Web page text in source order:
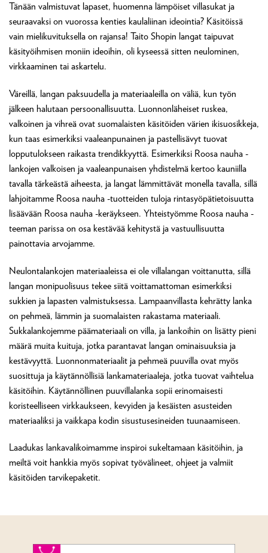
Tänään valmistuvat lapaset, huomenna lämpöiset villasukat ja
seuraavaksi on vuorossa kenties kaulaliinan ideointia? Käsitöissä
vain mielikuvituksella on rajansa! Taito Shopin langat taipuvat
käsityöihmisen moniin ideoihin, oli kyseessä sitten neulominen,
virkkaaminen tai askartelu.
Väreillä, langan paksuudella ja materiaaleilla on väliä, kun työn
jälkeen halutaan persoonallisuutta. Luonnonläheiset ruskea,
valkoinen ja vihreä ovat suomalaisten käsitöiden värien ikisuosikkeja,
kun taas esimerkiksi vaaleanpunainen ja pastellisävyt tuovat
lopputulokseen raikasta trendikkyyttä. Esimerkiksi Roosa nauha -
lankojen valkoisen ja vaaleanpunaisen yhdistelmä kertoo kauniilla
tavalla tärkeästä aiheesta, ja langat lämmittävät monella tavalla, sillä
lahjoitamme Roosa nauha -tuotteiden tuloja rintasyöpätietoisuutta
lisäävään Roosa nauha -keräykseen. Yhteistyömme Roosa nauha -
teeman parissa on osa kestävää kehitystä ja vastuullisuutta
painottavia arvojamme.
Neulontalankojen materiaaleissa ei ole villalangan voittanutta, sillä
langan monipuolisuus tekee siitä voittamattoman esimerkiksi
sukkien ja lapasten valmistuksessa. Lampaanvillasta kehrätty lanka
on pehmeä, lämmin ja suomalaisten rakastama materiaali.
Sukkalankojemme päämateriaali on villa, ja lankoihin on lisätty pieni
määrä muita kuituja, jotka parantavat langan ominaisuuksia ja
kestävyyttä. Luonnonmateriaalit ja pehmeä puuvilla ovat myös
suosittuja ja käytännöllisiä lankamateriaaleja, jotka tuovat vaihtelua
käsitöihin. Käytännöllinen puuvillalanka sopii erinomaisesti
koristeelliseen virkkaukseen, kevyiden ja kesäisten asusteiden
materiaaliksi ja vaikkapa kodin sisustusesineiden tuunaamiseen.
Laadukas lankavalikoimamme inspiroi sukeltamaan käsitöihin, ja
meiltä voit hankkia myös sopivat työvälineet, ohjeet ja valmiit
käsitöiden tarvikepaketit.